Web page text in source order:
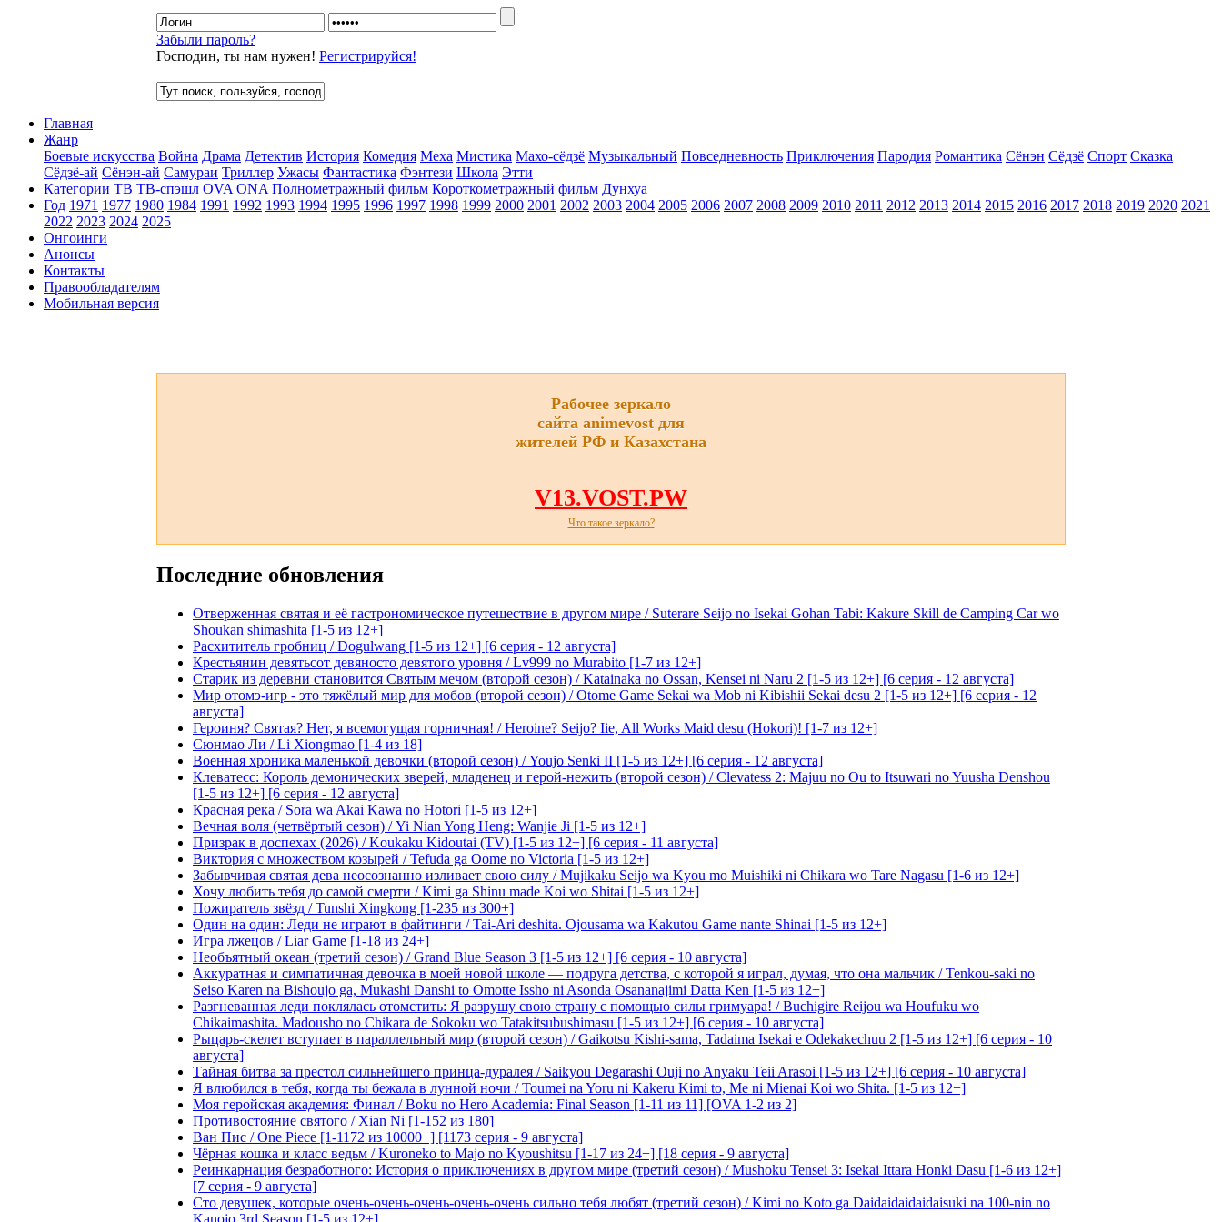
Забыли пароль?
Господин, ты нам нужен! Регистрируйся!
Главная
Жанр
Боевые искусства Война Драма Детектив История Комедия Меха Мистика Махо-сёдзё Музыкальный Повседневность Приключения Пародия Романтика Сёнэн Сёдзё Спорт Сказка
Сёдзё-ай Сёнэн-ай Самураи Триллер Ужасы Фантастика Фэнтези Школа Этти
Категории ТВ ТВ-спэшл OVA ONA Полнометражный фильм Короткометражный фильм Дунхуа
Год 1971 1977 1980 1984 1991 1992 1993 1994 1995 1996 1997 1998 1999 2000 2001 2002 2003 2004 2005 2006 2007 2008 2009 2010 2011 2012 2013 2014 2015 2016 2017 2018 2019 2020 2021
2022 2023 2024 2025
Онгоинги
Анонсы
Контакты
Правообладателям
Мобильная версия
Рабочее зеркало
сайта animevost для
жителей РФ и Казахстана
V13.VOST.PW
Что такое зеркало?
Последние обновления
Отверженная святая и её гастрономическое путешествие в другом мире / Suterare Seijo no Isekai Gohan Tabi: Kakure Skill de Camping Car wo
Shoukan shimashita [1-5 из 12+]
Расхититель гробниц / Dogulwang [1-5 из 12+] [6 серия - 12 августа]
Крестьянин девятьсот девяносто девятого уровня / Lv999 no Murabito [1-7 из 12+]
Старик из деревни становится Святым мечом (второй сезон) / Katainaka no Ossan, Kensei ni Naru 2 [1-5 из 12+] [6 серия - 12 августа]
Мир отомэ-игр - это тяжёлый мир для мобов (второй сезон) / Otome Game Sekai wa Mob ni Kibishii Sekai desu 2 [1-5 из 12+] [6 серия - 12
августа]
Героиня? Святая? Нет, я всемогущая горничная! / Heroine? Seijo? Iie, All Works Maid desu (Hokori)! [1-7 из 12+]
Сюнмао Ли / Li Xiongmao [1-4 из 18]
Военная хроника маленькой девочки (второй сезон) / Youjo Senki II [1-5 из 12+] [6 серия - 12 августа]
Клеватесс: Король демонических зверей, младенец и герой-нежить (второй сезон) / Clevatess 2: Majuu no Ou to Itsuwari no Yuusha Denshou
[1-5 из 12+] [6 серия - 12 августа]
Красная река / Sora wa Akai Kawa no Hotori [1-5 из 12+]
Вечная воля (четвёртый сезон) / Yi Nian Yong Heng: Wanjie Ji [1-5 из 12+]
Призрак в доспехах (2026) / Koukaku Kidoutai (TV) [1-5 из 12+] [6 серия - 11 августа]
Виктория с множеством козырей / Tefuda ga Oome no Victoria [1-5 из 12+]
Забывчивая святая дева неосознанно изливает свою силу / Mujikaku Seijo wa Kyou mo Muishiki ni Chikara wo Tare Nagasu [1-6 из 12+]
Хочу любить тебя до самой смерти / Kimi ga Shinu made Koi wo Shitai [1-5 из 12+]
Пожиратель звёзд / Tunshi Xingkong [1-235 из 300+]
Один на один: Леди не играют в файтинги / Tai-Ari deshita. Ojousama wa Kakutou Game nante Shinai [1-5 из 12+]
Игра лжецов / Liar Game [1-18 из 24+]
Необъятный океан (третий сезон) / Grand Blue Season 3 [1-5 из 12+] [6 серия - 10 августа]
Аккуратная и симпатичная девочка в моей новой школе — подруга детства, с которой я играл, думая, что она мальчик / Tenkou-saki no
Seiso Karen na Bishoujo ga, Mukashi Danshi to Omotte Issho ni Asonda Osananajimi Datta Ken [1-5 из 12+]
Разгневанная леди поклялась отомстить: Я разрушу свою страну с помощью силы гримуара! / Buchigire Reijou wa Houfuku wo
Chikaimashita. Madousho no Chikara de Sokoku wo Tatakitsubushimasu [1-5 из 12+] [6 серия - 10 августа]
Рыцарь-скелет вступает в параллельный мир (второй сезон) / Gaikotsu Kishi-sama, Tadaima Isekai e Odekakechuu 2 [1-5 из 12+] [6 серия - 10
августа]
Тайная битва за престол сильнейшего принца-дуралея / Saikyou Degarashi Ouji no Anyaku Teii Arasoi [1-5 из 12+] [6 серия - 10 августа]
Я влюбился в тебя, когда ты бежала в лунной ночи / Toumei na Yoru ni Kakeru Kimi to, Me ni Mienai Koi wo Shita. [1-5 из 12+]
Моя геройская академия: Финал / Boku no Hero Academia: Final Season [1-11 из 11] [OVA 1-2 из 2]
Противостояние святого / Xian Ni [1-152 из 180]
Ван Пис / One Piece [1-1172 из 10000+] [1173 серия - 9 августа]
Чёрная кошка и класс ведьм / Kuroneko to Majo no Kyoushitsu [1-17 из 24+] [18 серия - 9 августа]
Реинкарнация безработного: История о приключениях в другом мире (третий сезон) / Mushoku Tensei 3: Isekai Ittara Honki Dasu [1-6 из 12+]
[7 серия - 9 августа]
Сто девушек, которые очень-очень-очень-очень-очень сильно тебя любят (третий сезон) / Kimi no Koto ga Daidaidaidaidaisuki na 100-nin no
Kanojo 3rd Season [1-5 из 12+]